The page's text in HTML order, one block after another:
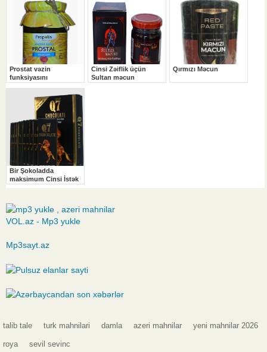
VOL.az - Mp3 yukle
Mp3sayt.az
talib tale turk mahnilari damla azeri mahnilar yeni mahnilar 2026
roya sevil sevinc